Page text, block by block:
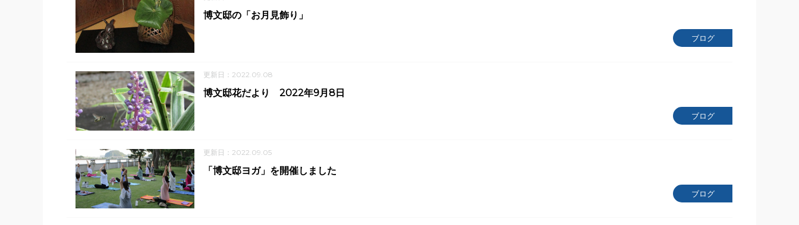
ブログ
博文邸の「お月見飾り」
更新日：2022.09.08
ブログ
博文邸花だより 2022年9月8日
更新日：2022.09.05
ブログ
「博文邸ヨガ」を開催しました